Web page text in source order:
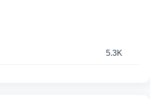
5.3K